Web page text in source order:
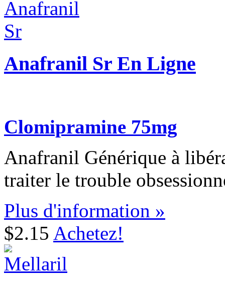
Anafranil Sr En Ligne
Clomipramine 75mg
Anafranil Générique à
traiter le trouble
Plus d'information »
$2.15 Achetez!